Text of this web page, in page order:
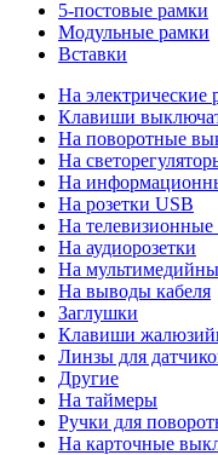
5-постовые рамки
Модульные рамки
Вставки
На электрические
Клавиши
На поворотные
На
На
На розетки USB
На телевизионные
На аудиорозетки
На
На выводы кабеля
Заглушки
Клавиши
Линзы для
Другие
На таймеры
Ручки для
На карточные